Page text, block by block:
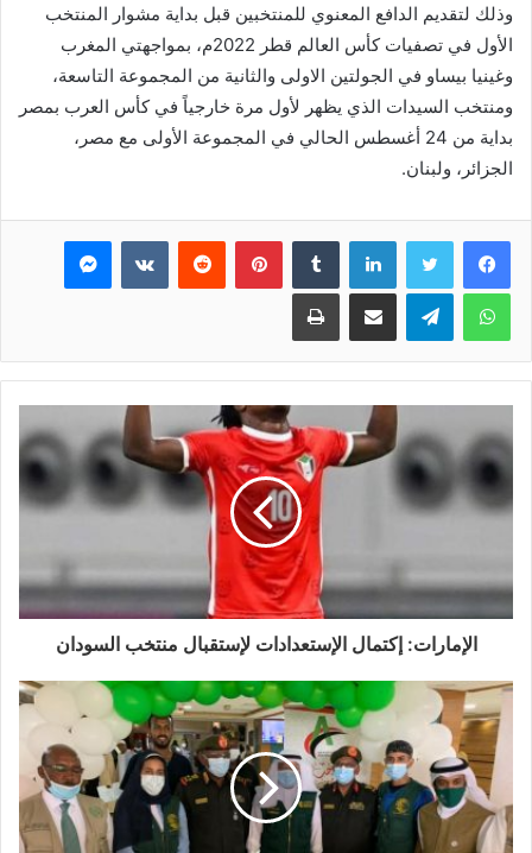
وذلك لتقديم الدافع المعنوي للمنتخبين قبل بداية مشوار المنتخب
الأول في تصفيات كأس العالم قطر 2022م، بمواجهتي المغرب
وغينيا بيساو في الجولتين الاولى والثانية من المجموعة التاسعة،
ومنتخب السيدات الذي يظهر لأول مرة خارجياً في كأس العرب بمصر
بداية من 24 أغسطس الحالي في المجموعة الأولى مع مصر،
الجزائر، ولبنان.
فيسبوك تويتر لينكدإن بينتيريست ماسنجر
واتساب تيلقرام مشاركة عبر البريد طباعة
الإمارات: إكتمال الإستعدادات لإستقبال منتخب السودان